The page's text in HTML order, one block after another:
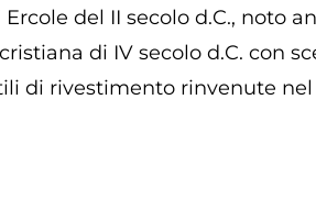
del II secolo d.C., noto
di IV secolo d.C. con
di rivestimento rinvenute nel